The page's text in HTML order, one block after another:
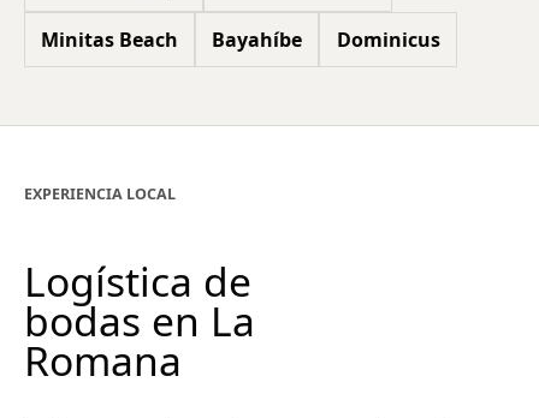
Minitas Beach Bayahíbe Dominicus
EXPERIENCIA LOCAL
Logística de
bodas en La
Romana